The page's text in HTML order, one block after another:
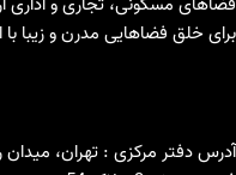
برای خلق فضاهایی مدرن و زیبا
آدرس دفتر مرکزی : تهران، میدان